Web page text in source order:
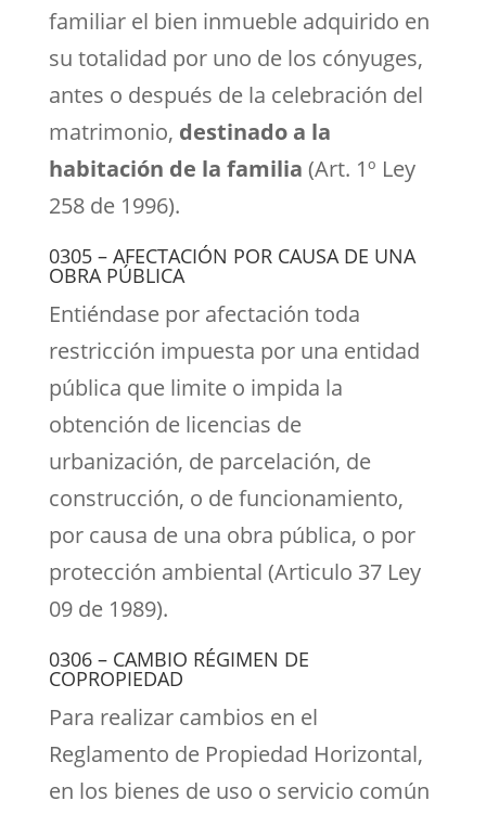
familiar el bien inmueble adquirido en
su totalidad por uno de los cónyuges,
antes o después de la celebración del
matrimonio, destinado a la
habitación de la familia (Art. 1º Ley
258 de 1996).
0305 – AFECTACIÓN POR CAUSA DE UNA
OBRA PÚBLICA
Entiéndase por afectación toda
restricción impuesta por una entidad
pública que limite o impida la
obtención de licencias de
urbanización, de parcelación, de
construcción, o de funcionamiento,
por causa de una obra pública, o por
protección ambiental (Articulo 37 Ley
09 de 1989).
0306 – CAMBIO RÉGIMEN DE
COPROPIEDAD
Para realizar cambios en el
Reglamento de Propiedad Horizontal,
en los bienes de uso o servicio común